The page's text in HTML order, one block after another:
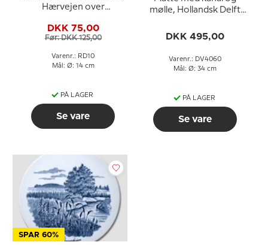
Hærvejen over
DKK 75,00
Før: DKK 125,00
Varenr.: RD10
Mål: Ø: 14 cm
PÅ LAGER
Se vare
mølle, Hollandsk Delft
DKK 495,00
Varenr.: DV4060
Mål: Ø: 34 cm
PÅ LAGER
Se vare
SPAR 60%